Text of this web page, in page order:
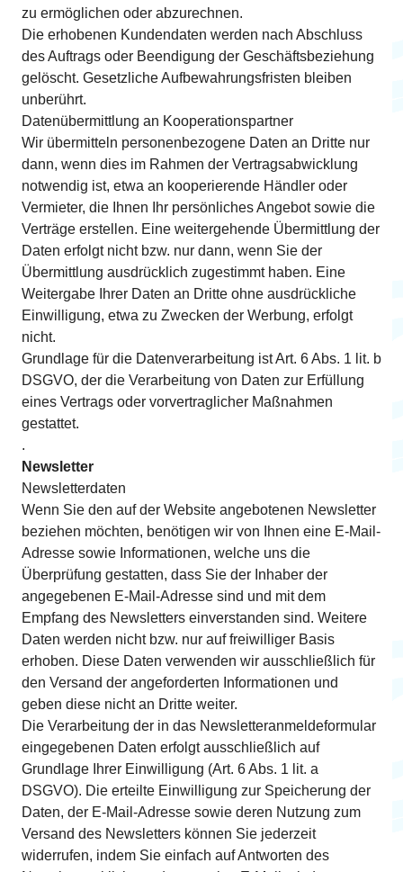
zu ermöglichen oder abzurechnen.
Die erhobenen Kundendaten werden nach Abschluss
des Auftrags oder Beendigung der Geschäftsbeziehung
gelöscht. Gesetzliche Aufbewahrungsfristen bleiben
unberührt.
Datenübermittlung an Kooperationspartner
Wir übermitteln personenbezogene Daten an Dritte nur
dann, wenn dies im Rahmen der Vertragsabwicklung
notwendig ist, etwa an kooperierende Händler oder
Vermieter, die Ihnen Ihr persönliches Angebot sowie die
Verträge erstellen. Eine weitergehende Übermittlung der
Daten erfolgt nicht bzw. nur dann, wenn Sie der
Übermittlung ausdrücklich zugestimmt haben. Eine
Weitergabe Ihrer Daten an Dritte ohne ausdrückliche
Einwilligung, etwa zu Zwecken der Werbung, erfolgt
nicht.
Grundlage für die Datenverarbeitung ist Art. 6 Abs. 1 lit. b
DSGVO, der die Verarbeitung von Daten zur Erfüllung
eines Vertrags oder vorvertraglicher Maßnahmen
gestattet.
.
Newsletter
Newsletterdaten
Wenn Sie den auf der Website angebotenen Newsletter
beziehen möchten, benötigen wir von Ihnen eine E-Mail-
Adresse sowie Informationen, welche uns die
Überprüfung gestatten, dass Sie der Inhaber der
angegebenen E-Mail-Adresse sind und mit dem
Empfang des Newsletters einverstanden sind. Weitere
Daten werden nicht bzw. nur auf freiwilliger Basis
erhoben. Diese Daten verwenden wir ausschließlich für
den Versand der angeforderten Informationen und
geben diese nicht an Dritte weiter.
Die Verarbeitung der in das Newsletteranmeldeformular
eingegebenen Daten erfolgt ausschließlich auf
Grundlage Ihrer Einwilligung (Art. 6 Abs. 1 lit. a
DSGVO). Die erteilte Einwilligung zur Speicherung der
Daten, der E-Mail-Adresse sowie deren Nutzung zum
Versand des Newsletters können Sie jederzeit
widerrufen, indem Sie einfach auf Antworten des